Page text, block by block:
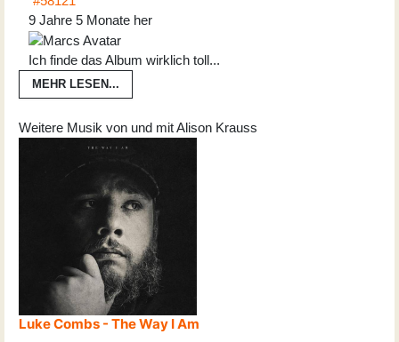
9 Jahre 5 Monate her
Ich finde das Album wirklich toll...
MEHR LESEN...
Weitere Musik von und mit Alison Krauss
Luke Combs - The Way I Am